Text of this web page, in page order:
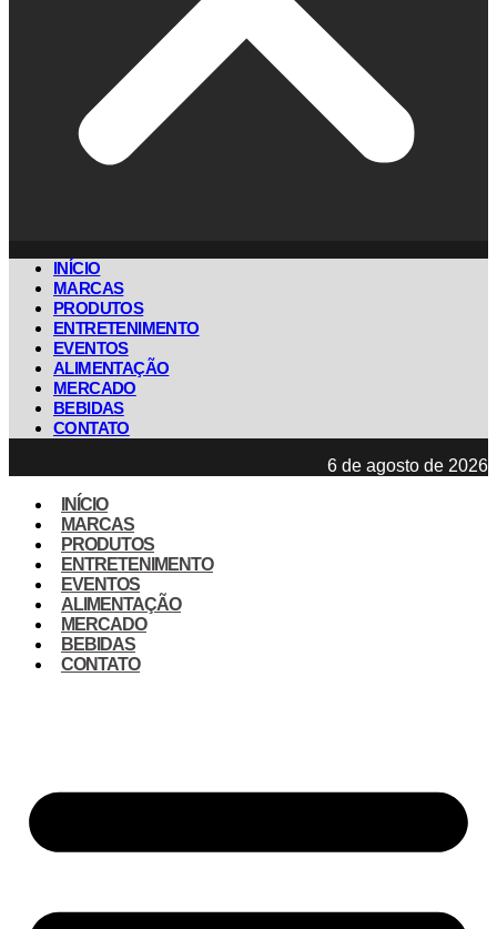
INÍCIO
MARCAS
PRODUTOS
ENTRETENIMENTO
EVENTOS
ALIMENTAÇÃO
MERCADO
BEBIDAS
CONTATO
6 de agosto de 2026
INÍCIO
MARCAS
PRODUTOS
ENTRETENIMENTO
EVENTOS
ALIMENTAÇÃO
MERCADO
BEBIDAS
CONTATO